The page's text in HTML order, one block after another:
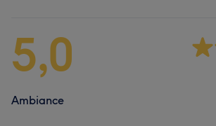
5,0
Ambiance